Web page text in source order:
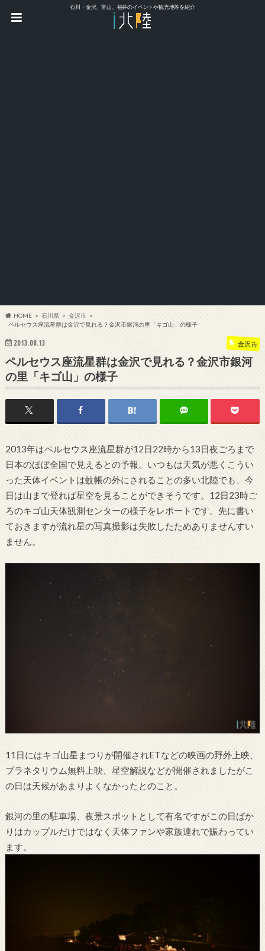
石川・金沢、富山、福井のイベントや観光地等を紹介
HOME 石川県
金沢市
ペルセウス座流星群は金沢で見れる？金沢市銀河の里「キゴ山」の様子
2013.08.13 金沢市
ペルセウス座流星群は金沢で見れる？金沢市銀河
の里「キゴ山」の様子
2013年はペルセウス座流星群が12日22時から13日夜ごろまで
日本のほぼ全国で見えるとの予報。いつもは天気が悪くこうい
った天体イベントは蚊帳の外にされることの多い北陸でも、今
日は山まで登れば星空を見ることができそうです。12日23時ご
ろのキゴ山天体観測センターの様子をレポートです。先に書い
ておきますが流れ星の写真撮影は失敗したためありませんすい
ません。
11日にはキゴ山星まつりが開催されETなどの映画の野外上映、
プラネタリウム無料上映、星空解説などが開催されましたがこ
の日は天候があまりよくなかったとのこと。
銀河の里の駐車場、夜景スポットとして有名ですがこの日ばか
りはカップルだけではなく天体ファンや家族連れで賑わってい
ます。